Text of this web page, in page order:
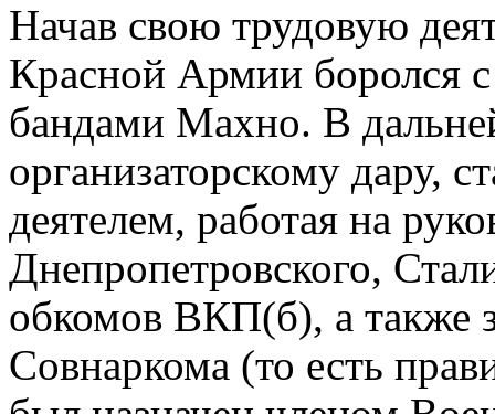
Начав свою трудовую
Красной Армии боролся
бандами Махно. В
организаторскому дару,
деятелем, работая на
Днепропетровского,
обкомов ВКП(б), а также
Совнаркома (то есть